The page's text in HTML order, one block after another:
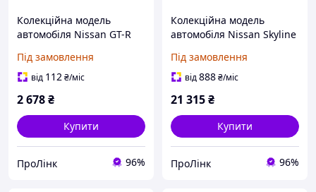
Колекційна модель
автомобіля Nissan GT-R
Whitebox WB124231 1:24
Під замовлення
від 112₴/міс
2 678₴
Купити
ПроЛінк 96%
Колекційна модель
автомобіля Nissan Skyline
2005 AUTOart 77461 1:18
Під замовлення
від888₴/міс
21 315₴
Купити
ПроЛінк 96%